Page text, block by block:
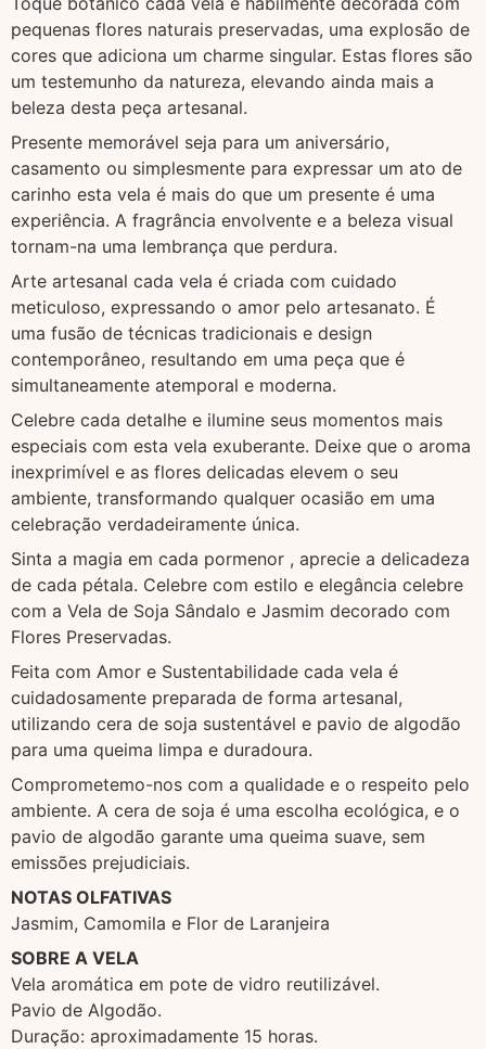
pequenas flores naturais preservadas, uma explosão de
cores que adiciona um charme singular. Estas flores são
um testemunho da natureza, elevando ainda mais a
beleza desta peça artesanal.
Presente memorável seja para um aniversário,
casamento ou simplesmente para expressar um ato de
carinho esta vela é mais do que um presente é uma
experiência. A fragrância envolvente e a beleza visual
tornam-na uma lembrança que perdura.
Arte artesanal cada vela é criada com cuidado
meticuloso, expressando o amor pelo artesanato. É
uma fusão de técnicas tradicionais e design
contemporâneo, resultando em uma peça que é
simultaneamente atemporal e moderna.
Celebre cada detalhe e ilumine seus momentos mais
especiais com esta vela exuberante. Deixe que o aroma
inexprimível e as flores delicadas elevem o seu
ambiente, transformando qualquer ocasião em uma
celebração verdadeiramente única.
Sinta a magia em cada pormenor , aprecie a delicadeza
de cada pétala. Celebre com estilo e elegância celebre
com a Vela de Soja Sândalo e Jasmim decorado com
Flores Preservadas.
Feita com Amor e Sustentabilidade cada vela é
cuidadosamente preparada de forma artesanal,
utilizando cera de soja sustentável e pavio de algodão
para uma queima limpa e duradoura.
Comprometemo-nos com a qualidade e o respeito pelo
ambiente. A cera de soja é uma escolha ecológica, e o
pavio de algodão garante uma queima suave, sem
emissões prejudiciais.
NOTAS OLFATIVAS
Jasmim, Camomila e Flor de Laranjeira
SOBRE A VELA
Vela aromática em pote de vidro reutilizável.
Pavio de Algodão.
Duração: aproximadamente 15 horas.